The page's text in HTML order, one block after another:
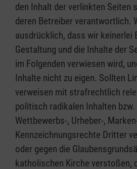
den Inhalt der verlinkten Seiten
deren Betreiber verantwortlich.
ausdrücklich, dass wir keinerlei
Gestaltung und die Inhalte der
im Folgenden verwiesen wird,
Inhalte nicht zu eigen. Sollten
verweisen mit strafrechtlich
politisch radikalen Inhalten
Wettbewerbs-, Urheber-,
Kennzeichnungsrechte Dritter
oder gegen die
katholischen Kirche verstoßen,